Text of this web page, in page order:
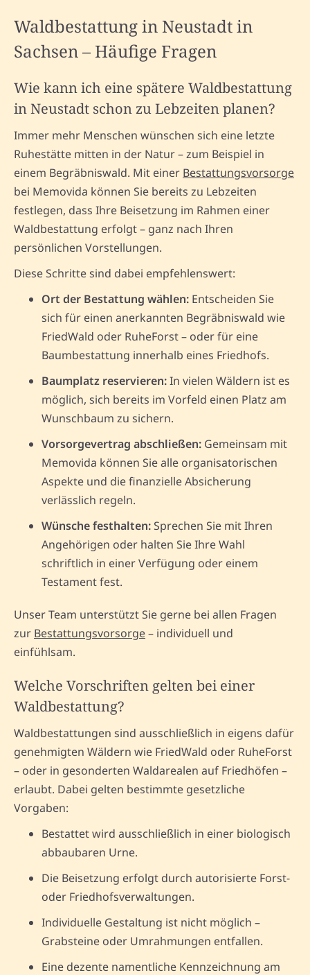
Waldbestattung in Neustadt in
Sachsen – Häufige Fragen
Wie kann ich eine spätere Waldbestattung
in Neustadt schon zu Lebzeiten planen?
Immer mehr Menschen wünschen sich eine letzte
Ruhestätte mitten in der Natur – zum Beispiel in
einem Begräbniswald. Mit einer Bestattungsvorsorge
bei Memovida können Sie bereits zu Lebzeiten
festlegen, dass Ihre Beisetzung im Rahmen einer
Waldbestattung erfolgt – ganz nach Ihren
persönlichen Vorstellungen.
Diese Schritte sind dabei empfehlenswert:
Ort der Bestattung wählen: Entscheiden Sie
sich für einen anerkannten Begräbniswald wie
FriedWald oder RuheForst – oder für eine
Baumbestattung innerhalb eines Friedhofs.
Baumplatz reservieren:In vielen Wäldern ist es
möglich, sich bereits im Vorfeld einen Platz am
Wunschbaum zu sichern.
Vorsorgevertrag abschließen: Gemeinsam mit
Memovida können Sie alle organisatorischen
Aspekte und die finanzielle Absicherung
verlässlich regeln.
Wünsche festhalten:Sprechen Sie mit Ihren
Angehörigen oder halten Sie Ihre Wahl
schriftlich in einer Verfügung oder einem
Testament fest.
Unser Team unterstützt Sie gerne bei allen Fragen
zur Bestattungsvorsorge– individuell und
einfühlsam.
Welche Vorschriften gelten bei einer
Waldbestattung?
Waldbestattungen sind ausschließlich in eigens dafür
genehmigten Wäldern wie FriedWald oder RuheForst
– oder in gesonderten Waldarealen auf Friedhöfen –
erlaubt. Dabei gelten bestimmte gesetzliche
Vorgaben:
Bestattet wird ausschließlich in einer biologisch
abbaubaren Urne.
Die Beisetzung erfolgt durch autorisierte Forst-
oder Friedhofsverwaltungen.
Individuelle Gestaltung ist nicht möglich –
Grabsteine oder Umrahmungen entfallen.
Eine dezente namentliche Kennzeichnung am